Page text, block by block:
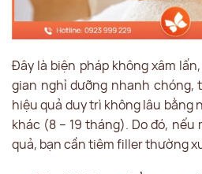
Đây là biện pháp không xâm
gian nghỉ dưỡng nhanh chóng,
hiệu quả duy trì không lâu bằng
khác (8 – 19 tháng). Do đó,
quả, bạn cần tiêm filler thường